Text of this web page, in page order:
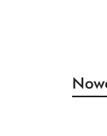
Pomiń
o